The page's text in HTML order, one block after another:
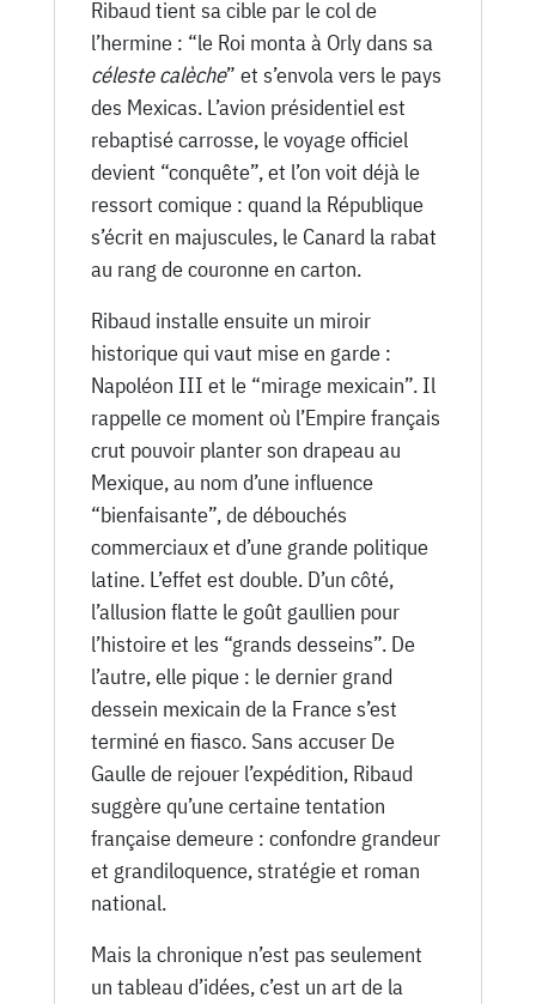
Ribaud tient sa cible par le col de
l’hermine : “le Roi monta à Orly dans sa
céleste calèche” et s’envola vers le pays
des Mexicas. L’avion présidentiel est
rebaptisé carrosse, le voyage officiel
devient “conquête”, et l’on voit déjà le
ressort comique : quand la République
s’écrit en majuscules, le Canard la rabat
au rang de couronne en carton.
Ribaud installe ensuite un miroir
historique qui vaut mise en garde :
Napoléon III et le “mirage mexicain”. Il
rappelle ce moment où l’Empire français
crut pouvoir planter son drapeau au
Mexique, au nom d’une influence
“bienfaisante”, de débouchés
commerciaux et d’une grande politique
latine. L’effet est double. D’un côté,
l’allusion flatte le goût gaullien pour
l’histoire et les “grands desseins”. De
l’autre, elle pique : le dernier grand
dessein mexicain de la France s’est
terminé en fiasco. Sans accuser De
Gaulle de rejouer l’expédition, Ribaud
suggère qu’une certaine tentation
française demeure : confondre grandeur
et grandiloquence, stratégie et roman
national.
Mais la chronique n’est pas seulement
un tableau d’idées, c’est un art de la